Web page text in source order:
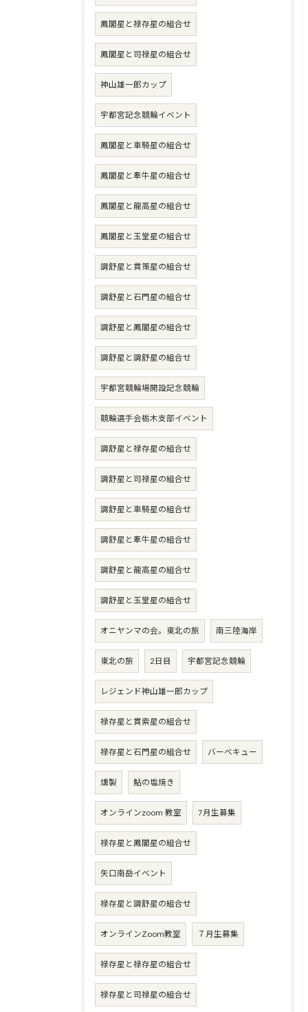
鳳閣星と禄存星の組合せ
鳳閣星と司禄星の組合せ
神山雄一郎カップ
宇都宮記念競輪イベント
鳳閣星と車騎星の組合せ
鳳閣星と牽牛星の組合せ
鳳閣星と龍高星の組合せ
鳳閣星と玉堂星の組合せ
調舒星と貫策星の組合せ
調舒星と石門星の組合せ
調舒星と鳳閣星の組合せ
調舒星と調舒星の組合せ
宇都宮競輪場開設記念競輪
競輪選手会栃木支部イベント
調舒星と禄存星の組合せ
調舒星と司禄星の組合せ
調舒星と車騎星の組合せ
調舒星と牽牛星の組合せ
調舒星と龍高星の組合せ
調舒星と玉堂星の組合せ
オニヤンマの会。東北の旅 南三陸海岸
東北の旅 2日目 宇都宮記念競輪
レジェンド神山雄一郎カップ
禄存星と貫索星の組合せ
禄存星と石門星の組合せ バーベキュー
燻製 鮎の塩焼き
オンラインzoom 教室 7月生募集
禄存星と鳳閣星の組合せ
矢口南岳イベント
禄存星と調舒星の組合せ
オンラインZoom教室 ７月生募集
禄存星と禄存星の組合せ
禄存星と司禄星の組合せ